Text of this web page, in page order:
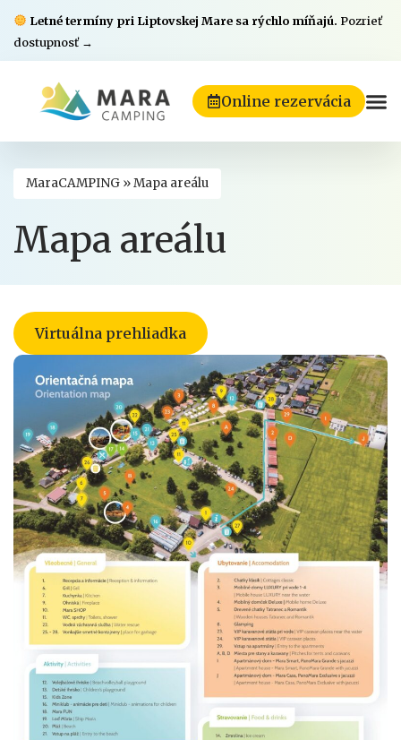
Letné termíny pri Liptovskej Mare sa rýchlo míňajú. Pozrieť
dostupnosť →
Online rezervácia
MaraCAMPING »Mapa areálu
Mapa areálu
Virtuálna prehliadka